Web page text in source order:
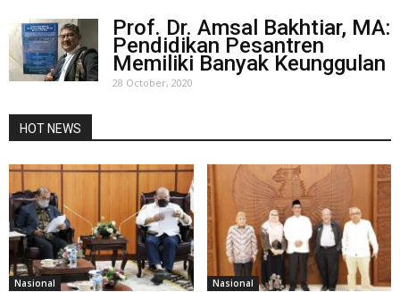
Prof. Dr. Amsal Bakhtiar, MA:
Pendidikan Pesantren
Memiliki Banyak Keunggulan
28 October, 2020
HOT NEWS
Nasional Nasional